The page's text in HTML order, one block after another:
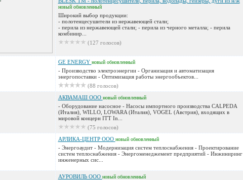
новый обновленный
Широкий выбор продукции:
- полотенцесушители из нержавеющей стали;
- перила из нержавеющей стали; - перила из черного металла; - перила
комбинир...
(127 голосов)
GE ENERGY новый обновленный
- Производство электроэнергии - Организация и автоматизация
энергопоставки - Оптимизация работы энергообъектов...
(88 голосов)
АКВАМАШ ООО новый обновленный
- Оборудование насосное - Насосы импортного производства CALPEDA
(Италия), WILLO, LOWARA (Италия), VOGEL (Австрия), входящих в
мировой концерн ITT In...
(75 голосов)
АРЛИКА-ЦЕНТР ООО новый обновленный
- Энергоаудит - Модернизация систем теплоснабжения - Проектирование
систем теплоснабжения - Энергоменеджемент предприятий - Инжиниринг
инженерных сис...
АУРОВИЛЬ ООО новый обновленный